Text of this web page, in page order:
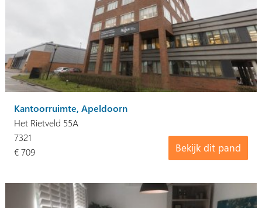
Kantoorruimte, Apeldoorn
Het Rietveld 55A
Bekijk dit pand
7321
€ 709